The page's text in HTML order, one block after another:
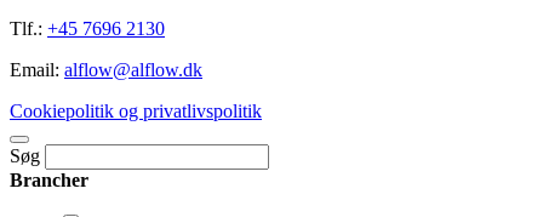
Tlf.: +45 7696 2130
Email: alflow@alflow.dk
Cookiepolitik og privatlivspolitik
Søg
Brancher